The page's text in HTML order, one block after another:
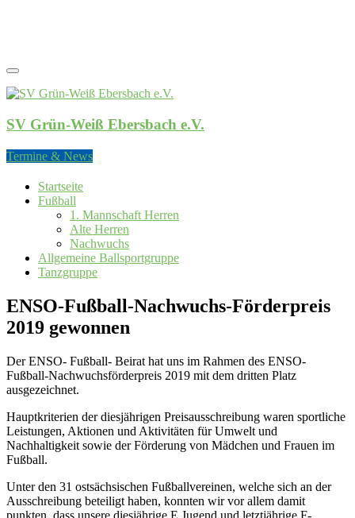
SV Grün-Weiß Ebersbach e.V.
Termine & News
Startseite
Fußball
1. Mannschaft Herren
Alte Herren
Nachwuchs
Allgemeine Ballsportgruppe
Tanzgruppe
ENSO-Fußball-Nachwuchs-Förderpreis
2019 gewonnen
Der ENSO- Fußball- Beirat hat uns im Rahmen des ENSO-
Fußball-Nachwuchsförderpreis 2019 mit dem dritten Platz
ausgezeichnet.
Hauptkriterien der diesjährigen Preisausschreibung waren sportliche
Leistungen, Aktionen und Aktivitäten für Umwelt und
Nachhaltigkeit sowie der Förderung von Mädchen und Frauen im
Fußball.
Unter den 31 ostsächsischen Fußballvereinen, welche sich an der
Ausschreibung beteiligt haben, konnten wir vor allem damit
punkten, dass unsere diesjährige E Jugend und letztjährige F-